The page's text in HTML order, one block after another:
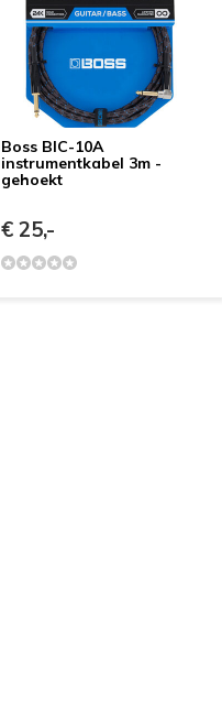
Boss BIC-10A
instrumentkabel 3m -
gehoekt
€ 25,-